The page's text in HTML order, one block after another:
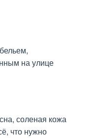
на улице
соленая кожа
что нужно